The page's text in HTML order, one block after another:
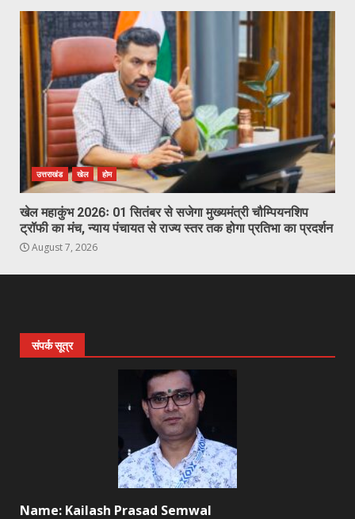
उत्तराखंड खेल होम
खेल महाकुंभ 2026ः 01 सितंबर से सजेगा मुख्यमंत्री चौम्पियनशिप
ट्रॉफी का मंच, न्याय पंचायत से राज्य स्तर तक होगा प्रतिभा का प्रदर्शन
August 7, 2026
संपर्क सूत्र
Name: Kailash Prasad Semwal